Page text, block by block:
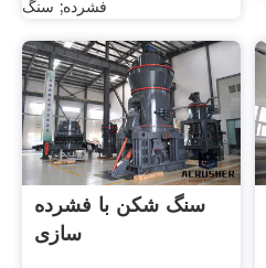
فشرده; سنگ
سنگ شکن با فشرده
سازی